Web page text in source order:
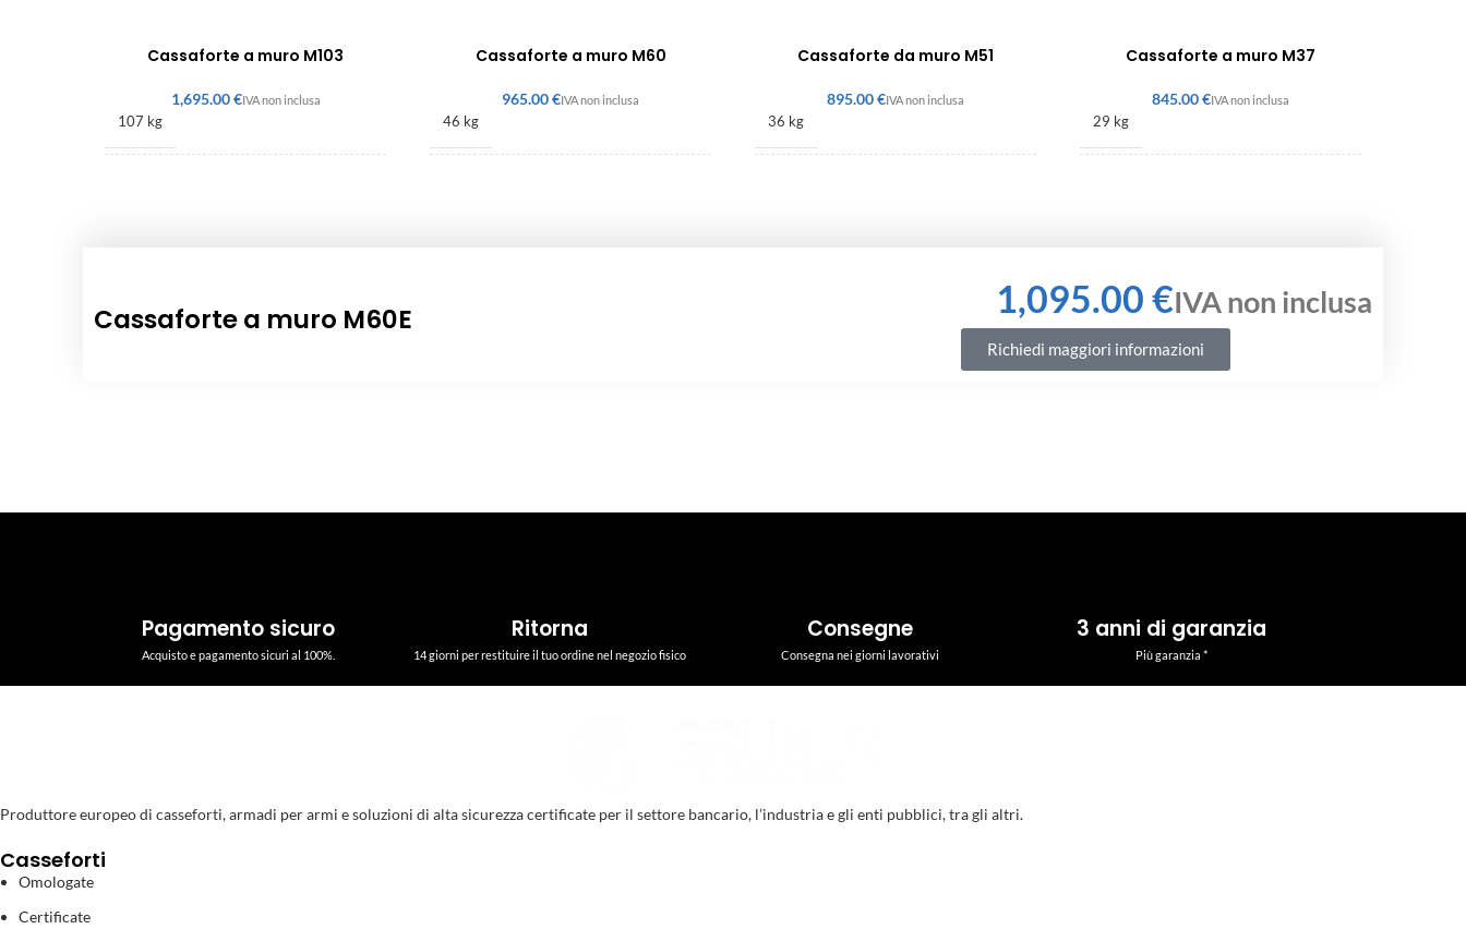
Cassaforte a muro M103
€
107 kg
Cassaforte a muro M60
€
46 kg
Cassaforte da muro M51
€
36 kg
Cassaforte a muro M37
€
29 kg
Cassaforte a muro M60E €
Richiedi maggiori informazioni
Pagamento sicuro
Acquisto e pagamento sicuri al 100%.
Ritorna
14 giorni per restituire il tuo ordine nel negozio fisico
Consegne
Consegna nei giorni lavorativi
3 anni di garanzia
Più garanzia *
Produttore europeo di casseforti, armadi per armi e soluzioni di alta sicurezza certificate per il settore bancario, l’industria e gli enti pubblici, tra gli altri.
Casseforti
Omologate
Certificate